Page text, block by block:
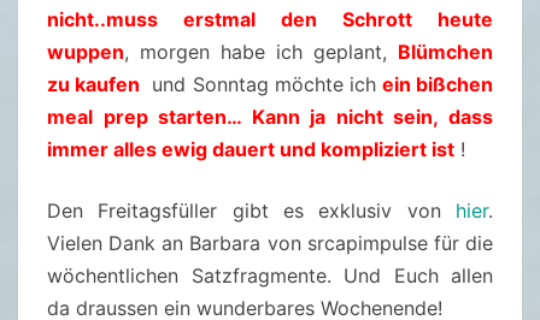
nicht..muss erstmal den Schrott heute
wuppen, morgen habe ich geplant, Blümchen
zu kaufen und Sonntag möchte ich ein bißchen
meal prep starten… Kann ja nicht sein, dass
immer alles ewig dauert und kompliziert ist !
Den Freitagsfüller gibt es exklusiv von hier.
Vielen Dank an Barbara von srcapimpulse für die
wöchentlichen Satzfragmente. Und Euch allen
da draussen ein wunderbares Wochenende!